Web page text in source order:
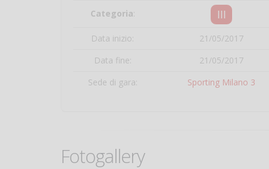
Categoria: III
Data inizio:
21/05/2017
Data fine:
21/05/2017
Sede di gara:
Sporting Milano 3
Fotogallery